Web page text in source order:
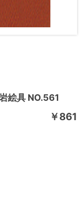
絵具 NO.561
￥861